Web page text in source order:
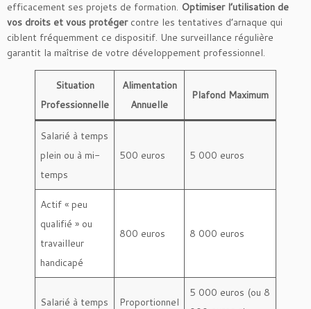
efficacement ses projets de formation. Optimiser l’utilisation de
vos droits et vous protégercontre les tentatives d’arnaque qui
ciblent fréquemment ce dispositif. Une surveillance régulière
garantit la maîtrise de votre développement professionnel.
Situation
Professionnelle
Alimentation
Annuelle
Plafond Maximum
Salarié à temps
plein ou à mi-
temps
500 euros 5 000 euros
Actif « peu
qualifié » ou
travailleur
handicapé
800 euros 8 000 euros
Salarié à temps
Proportionnel
5 000 euros (ou 8